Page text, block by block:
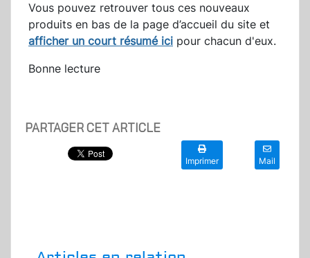
Vous pouvez retrouver tous ces nouveaux
produits en bas de la page d’accueil du site et
afficher un court résumé ici pour chacun d'eux.
Bonne lecture
PARTAGER CET ARTICLE
Imprimer Mail